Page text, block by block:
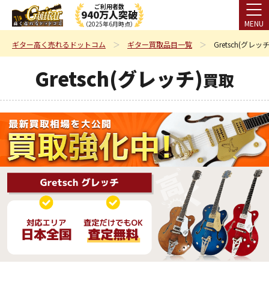
ご利用者数
940万人突破
（2025年6月時点） MENU
ギター高く売れるドットコム ギター買取品目一覧 Gretsch(グレッ
Gretsch(グレッチ)買取